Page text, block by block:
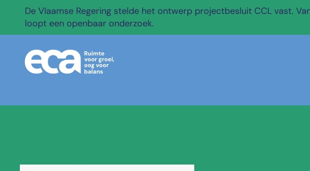
De Vlaamse Regering stelde het ontwerp projectbesluit CCL vast.
loopt een openbaar onderzoek.